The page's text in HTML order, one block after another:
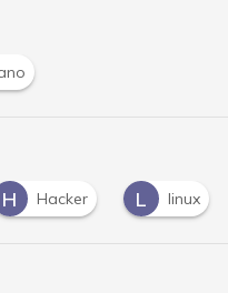
L linux M MacOS